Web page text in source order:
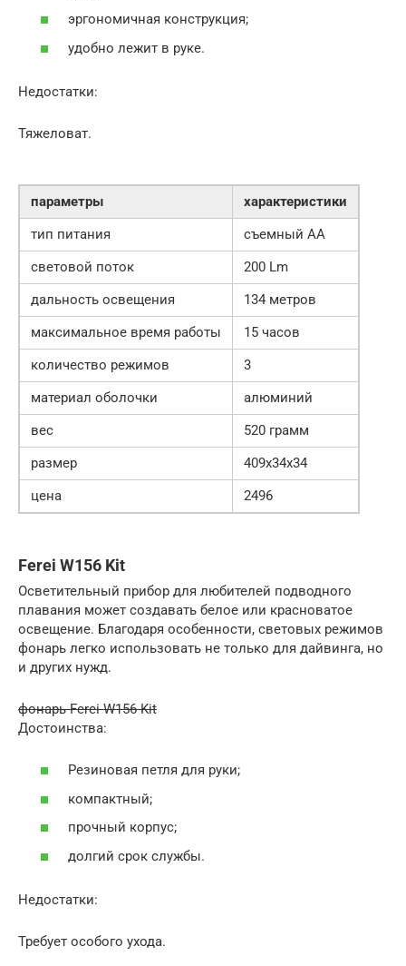
эргономичная конструкция;
удобно лежит в руке.
Недостатки:
Тяжеловат.
параметры
характеристики
тип питания
съемный АА
световой поток
200 Lm
дальность освещения
134 метров
максимальное время работы
15 часов
количество режимов
3
материал оболочки
алюминий
вес
520 грамм
размер
409x34x34
цена
2496
Ferei W156 Kit
Осветительный прибор для любителей подводного
плавания может создавать белое или красноватое
освещение. Благодаря особенности, световых режимов
фонарь легко использовать не только для дайвинга, но
и других нужд.
фонарь Ferei W156 Kit
Достоинства:
Резиновая петля для руки;
компактный;
прочный корпус;
долгий срок службы.
Недостатки:
Требует особого ухода.